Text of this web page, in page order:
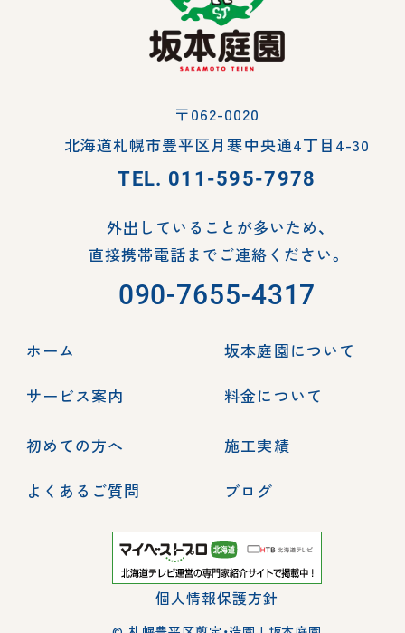
〒062-0020
北海道札幌市豊平区月寒中央通4丁目4-30
TEL. 011-595-7978
外出していることが多いため、
直接携帯電話までご連絡ください。
090-7655-4317
ホーム
坂本庭園について
サービス案内
料金について
初めての方へ
施工実績
よくあるご質問
ブログ
個人情報保護方針